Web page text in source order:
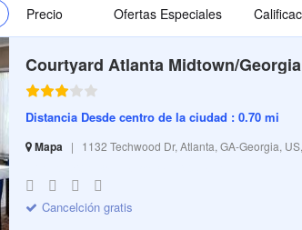
Precio Ofertas Especiales
Courtyard Atlanta Midtown/
Distancia Desde centro de la ciudad : 0.70 mi
Mapa | 1132 Techwood Dr, Atlanta, GA-Georgia,
Cancelción gratis